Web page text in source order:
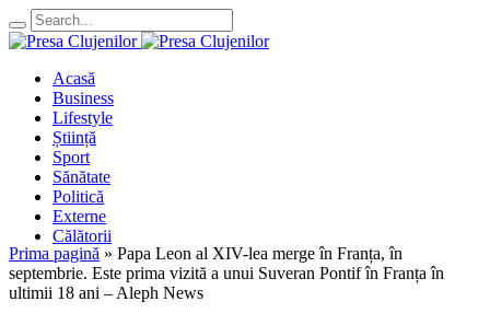
Acasă
Business
Lifestyle
Știință
Sport
Sănătate
Politică
Externe
Călătorii
Prima pagină » Papa Leon al XIV-lea merge în Franța, în
septembrie. Este prima vizită a unui Suveran Pontif în Franța în
ultimii 18 ani – Aleph News